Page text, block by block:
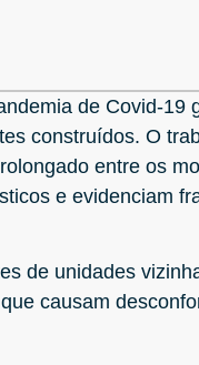
de Covid-19
construídos. O
entre os
e evidenciam
de unidades
causam